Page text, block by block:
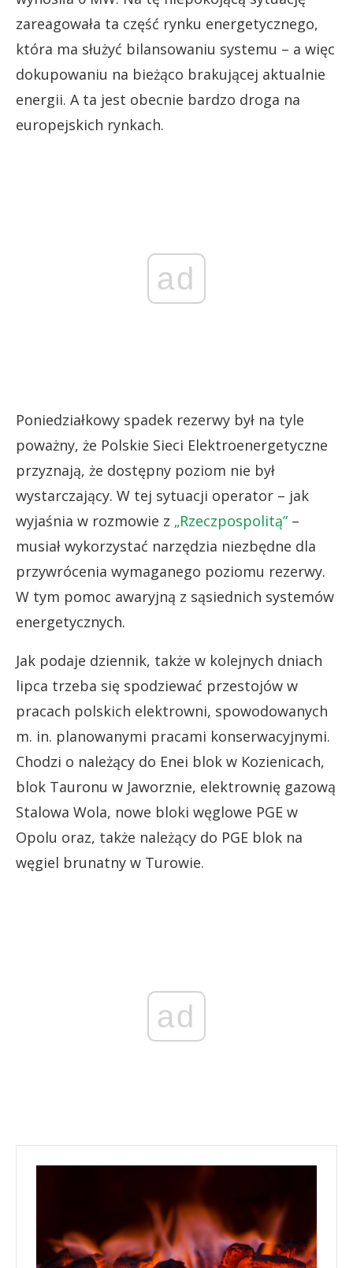
zareagowała ta część rynku energetycznego,
która ma służyć bilansowaniu systemu – a więc
dokupowaniu na bieżąco brakującej aktualnie
energii. A ta jest obecnie bardzo droga na
europejskich rynkach.
ad
Poniedziałkowy spadek rezerwy był na tyle
poważny, że Polskie Sieci Elektroenergetyczne
przyznają, że dostępny poziom nie był
wystarczający. W tej sytuacji operator – jak
wyjaśnia w rozmowie z „Rzeczpospolitą” –
musiał wykorzystać narzędzia niezbędne dla
przywrócenia wymaganego poziomu rezerwy.
W tym pomoc awaryjną z sąsiednich systemów
energetycznych.
Jak podaje dziennik, także w kolejnych dniach
lipca trzeba się spodziewać przestojów w
pracach polskich elektrowni, spowodowanych
m. in. planowanymi pracami konserwacyjnymi.
Chodzi o należący do Enei blok w Kozienicach,
blok Tauronu w Jaworznie, elektrownię gazową
Stalowa Wola, nowe bloki węglowe PGE w
Opolu oraz, także należący do PGE blok na
węgiel brunatny w Turowie.
ad